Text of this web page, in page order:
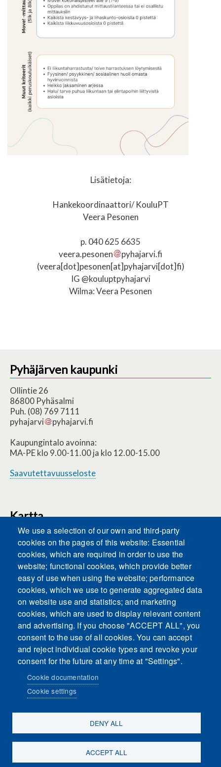
Lisätietoja:
Hankekoordinaattori/ KouluPT
Veera Pesonen
p. 040 625 6635
veera.pesonen
pyhajarvi.fi
(veera[dot]pesonen[at]pyhajarvi[dot]fi)
IG @kouluptpyhajarvi
Wilma: Veera Pesonen
Pyhäjärven kaupunki
Ollintie 26
86800 Pyhäsalmi
Puh. (08) 769 7111
pyhajarvi
pyhajarvi.fi
Kaupungintalo avoinna:
MA-PE klo 9.00-11.00 ja klo 12.00-15.00
Saavutettavuusseloste
Kartta
This content is blocked because Embeds
cookies have not been accepted.
ACCEPT ALL COOKIES
Only accept Embeds cookies
Sosiaalinen media
Evästeasetukset
We use a selection of our own and third-party
cookies on the pages of this website: Essential
cookies, which are required in order to use the
website; functional cookies, which provide better
easy of use when using the website; performance
cookies, which we use to generate aggregated data
on website use and statistics; and marketing
cookies, which are used to display relevant content
and advertising. If you choose "ACCEPT ALL", you
consent to the use of all cookies. You can accept
and reject individual cookie types and revoke your
consent for the future at any time at "Settings".
Cookie documentation
Cookie settings
DENY ALL
ACCEPT ALL